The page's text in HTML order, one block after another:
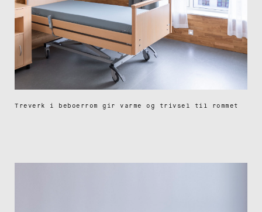
Treverk i beboerrom gir varme og trivsel til rommet